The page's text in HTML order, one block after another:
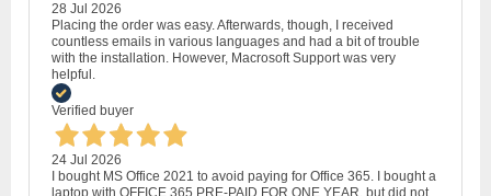
28 Jul 2026
Placing the order was easy. Afterwards, though, I received
countless emails in various languages and had a bit of trouble
with the installation. However, Macrosoft Support was very
helpful.
Verified buyer
24 Jul 2026
I bought MS Office 2021 to avoid paying for Office 365. I bought a
laptop with OFFICE 365 PRE-PAID FOR ONE YEAR, but did not